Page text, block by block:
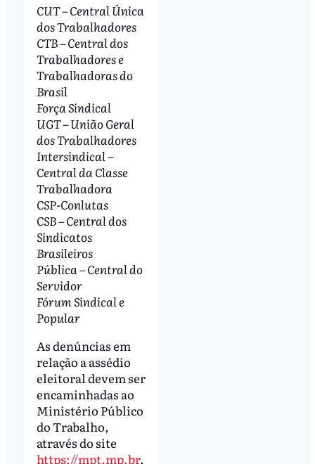
CUT – Central Única
dos Trabalhadores
CTB – Central dos
Trabalhadores e
Trabalhadoras do
Brasil
Força Sindical
UGT – União Geral
dos Trabalhadores
Intersindical –
Central da Classe
Trabalhadora
CSP-Conlutas
CSB – Central dos
Sindicatos
Brasileiros
Pública – Central do
Servidor
Fórum Sindical e
Popular
As denúncias em
relação a assédio
eleitoral devem ser
encaminhadas ao
Ministério Público
do Trabalho,
através do site
https://mpt.mp.br.